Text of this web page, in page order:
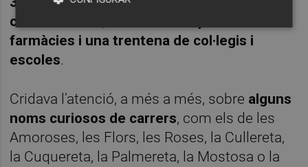
cafés i fondes
farmàcies i una trentena de col·legis i
escoles.
Cridava l’atenció, a més a més, sobre alguns
noms curiosos de carrers, com els de les
Amoroses, les Flors, les Roses, la Cullereta,
la Cuquereta, la Palmereta, la Mostosa o la